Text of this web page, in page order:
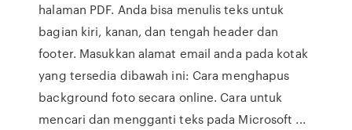
halaman PDF. Anda bisa menulis teks untuk
bagian kiri, kanan, dan tengah header dan
footer. Masukkan alamat email anda pada kotak
yang tersedia dibawah ini: Cara menghapus
background foto secara online. Cara untuk
mencari dan mengganti teks pada Microsoft ...